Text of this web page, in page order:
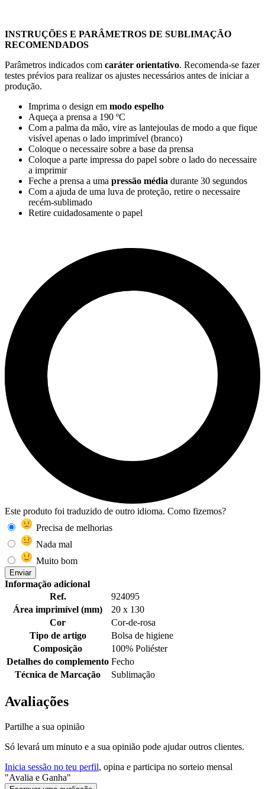
INSTRUÇÕES E PARÂMETROS DE SUBLIMAÇÃO
RECOMENDADOS
Parâmetros indicados com caráter orientativo. Recomenda-se fazer
testes prévios para realizar os ajustes necessários antes de iniciar a
produção.
Imprima o design em modo espelho
Aqueça a prensa a 190 ºC
Com a palma da mão, vire as lantejoulas de modo a que fique
visível apenas o lado imprimível (branco)
Coloque o necessaire sobre a base da prensa
Coloque a parte impressa do papel sobre o lado do necessaire
a imprimir
Feche a prensa a uma pressão média durante 30 segundos
Com a ajuda de uma luva de proteção, retire o necessaire
recém-sublimado
Retire cuidadosamente o papel
Este produto foi traduzido de outro idioma. Como fizemos?
Precisa de melhorias
Nada mal
Muito bom
Enviar
Informação adicional
Ref.
924095
Área imprimível (mm)
20 x 130
Cor
Cor-de-rosa
Tipo de artigo
Bolsa de higiene
Composição
100% Poliéster
Detalhes do complemento Fecho
Técnica de Marcação
Sublimação
Avaliações
Partilhe a sua opinião
Só levará um minuto e a sua opinião pode ajudar outros clientes.
Inicia sessão no teu perfil, opina e participa no sorteio mensal
"Avalia e Ganha"